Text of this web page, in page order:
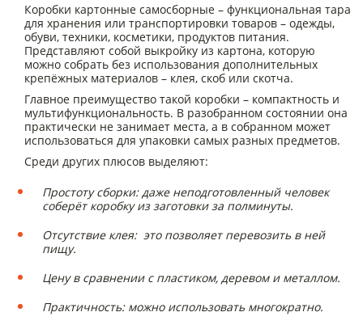
Коробки картонные самосборные – функциональная тара
для хранения или транспортировки товаров – одежды,
обуви, техники, косметики, продуктов питания.
Представляют собой выкройку из картона, которую
можно собрать без использования дополнительных
крепёжных материалов – клея, скоб или скотча.
Главное преимущество такой коробки – компактность и
мультифункциональность. В разобранном состоянии она
практически не занимает места, а в собранном может
использоваться для упаковки самых разных предметов.
Среди других плюсов выделяют:
Простоту сборки: даже неподготовленный человек
соберёт коробку из заготовки за полминуты.
Отсутствие клея: это позволяет перевозить в ней
пищу.
Цену в сравнении с пластиком, деревом и металлом.
Практичность: можно использовать многократно.